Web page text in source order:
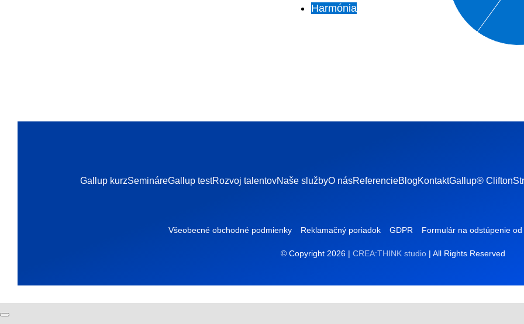
Harmónia
Gallup kurzSemináreGallup testRozvoj talentovNaše službyO násReferencieBlogKontaktGallup®
Všeobecné obchodné podmienky Reklamačný poriadok GDPR Formulár na odstúpenie od
© Copyright 2026 | CREA:THINK studio | All Rights Reserved